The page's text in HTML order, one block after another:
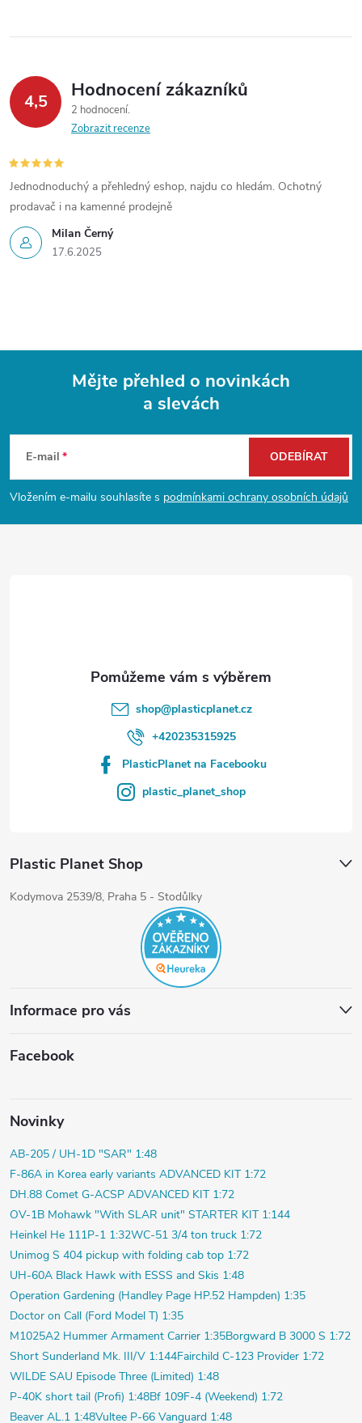
í
p
v
k
y
p
u
k
v
á
n
4,5 Hodnocení zákazníků
2 hodnocení
Zobrazit recenze
Milan Černý
17.6.2025
Jednodnoduchý a přehledný eshop, najdu co hledám. Ochotný
prodavač i na kamenné prodejně
p
a
Mějte přehled o novinkách
a slevách
E-mail
Vložením e-mailu souhlasíte s podmínkami ochrany osobních údajů
ODEBÍRAT
shop@plasticplanet.cz
+420235315925
PlasticPlanet na Facebooku
plastic_planet_shop
Plastic Planet Shop
Kodymova 2539/8, Praha 5 - Stodůlky
Informace pro vás
Facebook
Novinky
AB-205 / UH-1D "SAR" 1:48
F-86A in Korea early variants ADVANCED KIT 1:72
DH.88 Comet G-ACSP ADVANCED KIT 1:72
OV-1B Mohawk "With SLAR unit" STARTER KIT 1:144
Heinkel He 111P-1 1:32WC-51 3/4 ton truck 1:72
Unimog S 404 pickup with folding cab top 1:72
UH-60A Black Hawk with ESSS and Skis 1:48
Operation Gardening (Handley Page HP.52 Hampden) 1:35
Doctor on Call (Ford Model T) 1:35
M1025A2 Hummer Armament Carrier 1:35Borgward B 3000 S 1:72
Short Sunderland Mk. III/V 1:144Fairchild C-123 Provider 1:72
WILDE SAU Episode Three (Limited) 1:48
P-40K short tail (Profi) 1:48Bf 109F-4 (Weekend) 1:72
Beaver AL.1 1:48Vultee P-66 Vanguard 1:48